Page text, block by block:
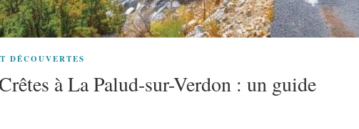
DÉCOUVERTES
à La Palud-sur-Verdon : un guide